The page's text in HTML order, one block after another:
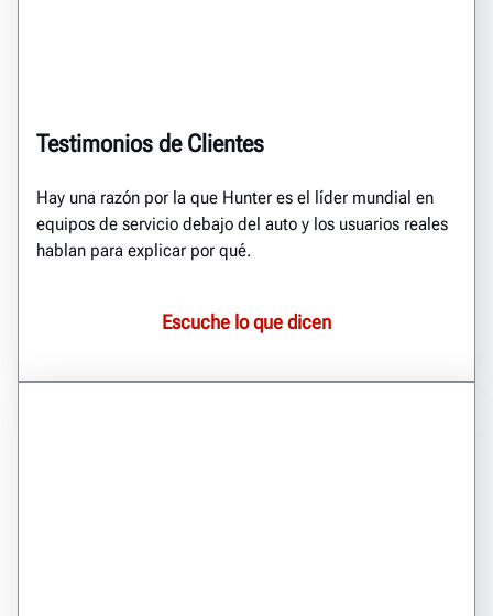
Testimonios de Clientes
Hay una razón por la que Hunter es el líder mundial en
equipos de servicio debajo del auto y los usuarios reales
hablan para explicar por qué.
Escuche lo que dicen